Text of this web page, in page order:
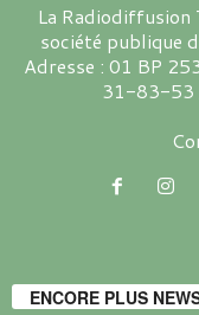
La Radiodiffusion
société publique
Adresse : 01 BP
31-83-53
ENCORE PLUS